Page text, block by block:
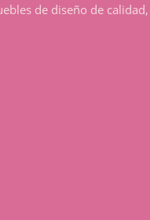
de diseño de